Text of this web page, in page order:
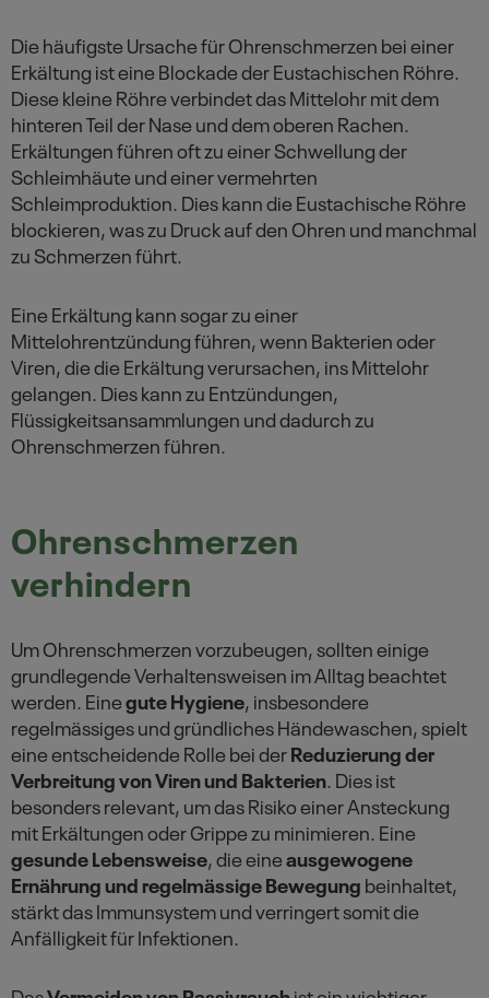
Die häufigste Ursache für Ohrenschmerzen bei einer
Erkältung ist eine Blockade der Eustachischen Röhre.
Diese kleine Röhre verbindet das Mittelohr mit dem
hinteren Teil der Nase und dem oberen Rachen.
Erkältungen führen oft zu einer Schwellung der
Schleimhäute und einer vermehrten
Schleimproduktion. Dies kann die Eustachische Röhre
blockieren, was zu Druck auf den Ohren und manchmal
zu Schmerzen führt.
Eine Erkältung kann sogar zu einer
Mittelohrentzündung führen, wenn Bakterien oder
Viren, die die Erkältung verursachen, ins Mittelohr
gelangen. Dies kann zu Entzündungen,
Flüssigkeitsansammlungen und dadurch zu
Ohrenschmerzen führen.
Ohrenschmerzen
verhindern
Um Ohrenschmerzen vorzubeugen, sollten einige
grundlegende Verhaltensweisen im Alltag beachtet
werden. Einegute Hygiene, insbesondere
regelmässiges und gründliches Händewaschen, spielt
eine entscheidende Rolle bei derReduzierung der
Verbreitung von Viren und Bakterien . Dies ist
besonders relevant, um das Risiko einer Ansteckung
mit Erkältungen oder Grippe zu minimieren. Eine
gesunde Lebensweise, die eineausgewogene
Ernährung und regelmässige Bewegungbeinhaltet,
stärkt das Immunsystem und verringert somit die
Anfälligkeit für Infektionen.